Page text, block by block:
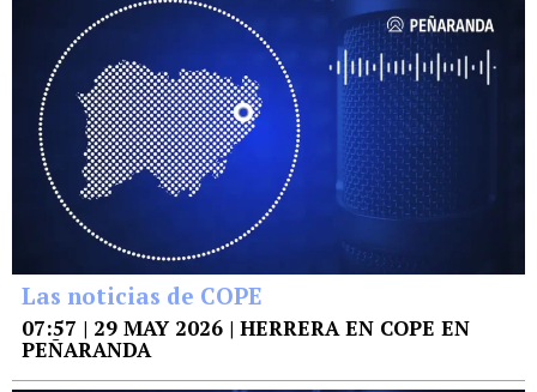
Las noticias de COPE
07:57 | 29 MAY 2026 | HERRERA EN COPE EN
PEÑARANDA